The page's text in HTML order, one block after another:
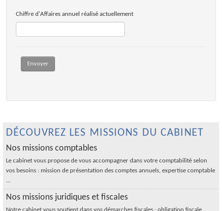
Chiffre d'Affaires annuel réalisé actuellement
Envoyer
DÉCOUVREZ LES MISSIONS DU CABINET
Nos missions comptables
Le cabinet vous propose de vous accompagner dans votre comptabilité selon
vos besoins : mission de présentation des comptes annuels, expertise comptable
...
Nos missions juridiques et fiscales